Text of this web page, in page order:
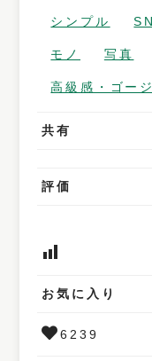
シンプル
モノ 写真
高級感・ゴー
共有
評価
お気に入り
6239